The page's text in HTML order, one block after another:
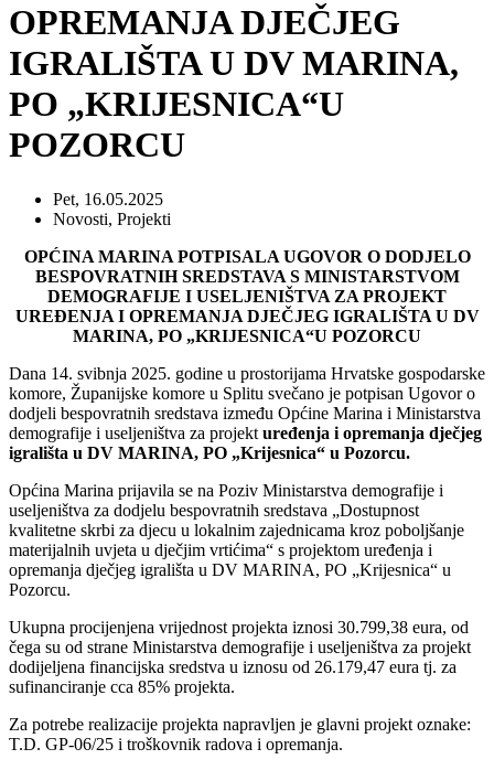
OPREMANJA DJEČJEG
IGRALIŠTA U DV MARINA,
PO „KRIJESNICA“U
POZORCU
Pet, 16.05.2025
Novosti, Projekti
OPĆINA MARINA POTPISALA UGOVOR O DODJELO
BESPOVRATNIH SREDSTAVA S MINISTARSTVOM
DEMOGRAFIJE I USELJENIŠTVA ZA PROJEKT
UREĐENJA I OPREMANJA DJEČJEG IGRALIŠTA U DV
MARINA, PO „KRIJESNICA“U POZORCU
Dana 14. svibnja 2025. godine u prostorijama Hrvatske gospodarske
komore, Županijske komore u Splitu svečano je potpisan Ugovor o
dodjeli bespovratnih sredstava između Općine Marina i Ministarstva
demografije i useljeništva za projekt uređenja i opremanja dječjeg
igrališta u DV MARINA, PO „Krijesnica“ u Pozorcu.
Općina Marina prijavila se na Poziv Ministarstva demografije i
useljeništva za dodjelu bespovratnih sredstava „Dostupnost
kvalitetne skrbi za djecu u lokalnim zajednicama kroz poboljšanje
materijalnih uvjeta u dječjim vrtićima“ s projektom uređenja i
opremanja dječjeg igrališta u DV MARINA, PO „Krijesnica“ u
Pozorcu.
Ukupna procijenjena vrijednost projekta iznosi 30.799,38 eura, od
čega su od strane Ministarstva demografije i useljeništva za projekt
dodijeljena financijska sredstva u iznosu od 26.179,47 eura tj. za
sufinanciranje cca 85% projekta.
Za potrebe realizacije projekta napravljen je glavni projekt oznake:
T.D. GP-06/25 i troškovnik radova i opremanja.